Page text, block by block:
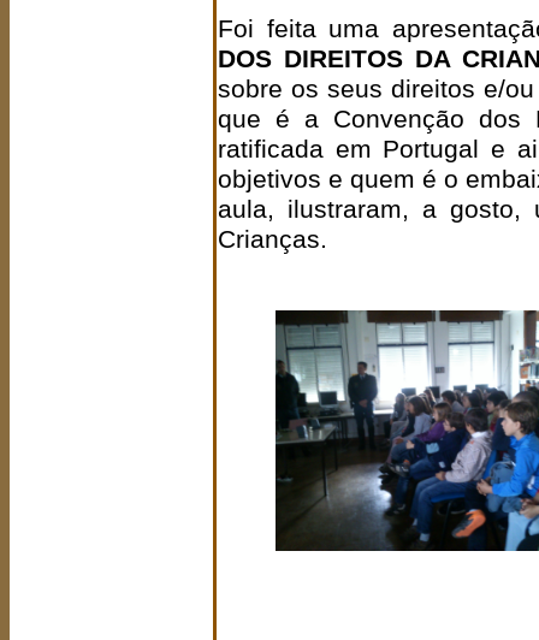
Foi feita uma
DOS DIREITOS DA
sobre os seus direitos e/
que é a Convenção dos
ratificada em Portugal e
objetivos e quem é o
aula, ilustraram, a
Crianças.